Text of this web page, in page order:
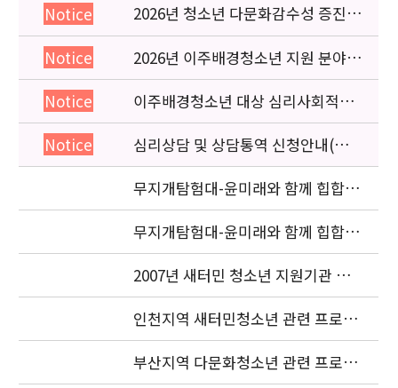
Notice
2026년 청소년 다문화감수성 증진
프로그램 「다가감」신청기관 안내
Notice
2026년 이주배경청소년 지원 분야
종사자 역량강화 교육 일정 안내
Notice
이주배경청소년 대상 심리사회적응
검사 연수동영상 개편 안내
Notice
심리상담 및 상담통역 신청안내(의뢰
서첨부)
무지개탐험대-윤미래와 함께 힙합을
배워요 (사진2 )
무지개탐험대-윤미래와 함께 힙합을
배워요(사진 1)
2007년 새터민 청소년 지원기관 공
동협력사업 중간보고서 요청
인천지역 새터민청소년 관련 프로젝
트 조정자 모집 재공고
부산지역 다문화청소년 관련 프로젝
트 조정자 최종 합격자 발표